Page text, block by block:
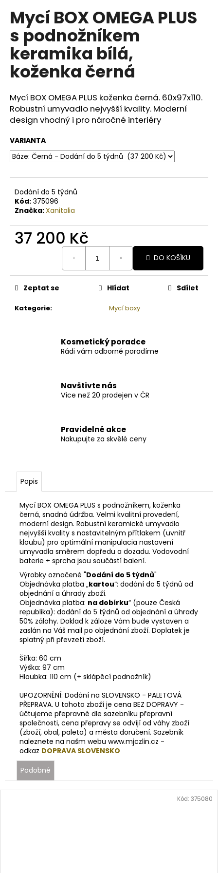
Mycí BOX OMEGA PLUS
s podnožníkem
keramika bílá,
koženka černá
Mycí BOX OMEGA PLUS koženka černá. 60x97x110.
Robustní umyvadlo nejvyšší kvality. Moderní
design vhodný i pro náročné interiéry
VARIANTA
Dodání do 5 týdnů
Kód: 375096
Značka:Xanitalia
37 200 Kč
DO KOŠÍKU
Kategorie: Mycí boxy
Zeptat se Hlídat Sdílet
Kosmetický poradce
Rádi vám odborně poradíme
Navštivte nás
Více než 20 prodejen v ČR
Pravidelné akce
Nakupujte za skvělé ceny
Popis
Mycí BOX OMEGA PLUS s podnožníkem, koženka
černá, snadná údržba. Velmi kvalitní provedení,
moderní design. Robustní keramické umyvadlo
nejvyšší kvality s nastavitelným přítlakem (uvnitř
kloubu) pro optimální manipulacia nastavení
umyvadla směrem dopředu a dozadu. Vodovodní
baterie + sprcha jsou součástí balení.
Výrobky označené "Dodání do 5 týdnů"
Objednávka platba „kartou“: dodání do 5 týdnů od
objednání a úhrady zboží.
Objednávka platba: na dobírku“ (pouze Česká
republika): dodání do 5 týdnů od objednání a úhrady
50% zálohy. Doklad k záloze Vám bude vystaven a
zaslán na Váš mail po objednání zboží. Doplatek je
splatný při převzetí zboží.
Šířka: 60 cm
Výška: 97 cm
Hloubka: 110 cm (+ sklápěcí podnožník)
UPOZORNĚNÍ: Dodání na SLOVENSKO - PALETOVÁ
PŘEPRAVA. U tohoto zboží je cena BEZ DOPRAVY -
účtujeme přepravné dle sazebníku přepravní
společnosti, cena přepravy se odvíjí od váhy zboží
(zboží, obal, paleta) a města doručení. Sazebník
naleznete na našm webu www.mjczlin.cz -
odkaz DOPRAVA SLOVENSKO
Podobné
Kód: 375080
u
j
e
m
e
SIMONA
BANÁN
ORGANICKÉ
RUČNĚ
BAMBUCKÉ
MÁSLO
200ML
Kč